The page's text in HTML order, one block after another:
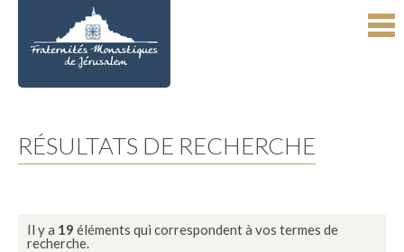
RÉSULTATS DE RECHERCHE
Il y a 19 éléments qui correspondent à vos termes de
recherche.